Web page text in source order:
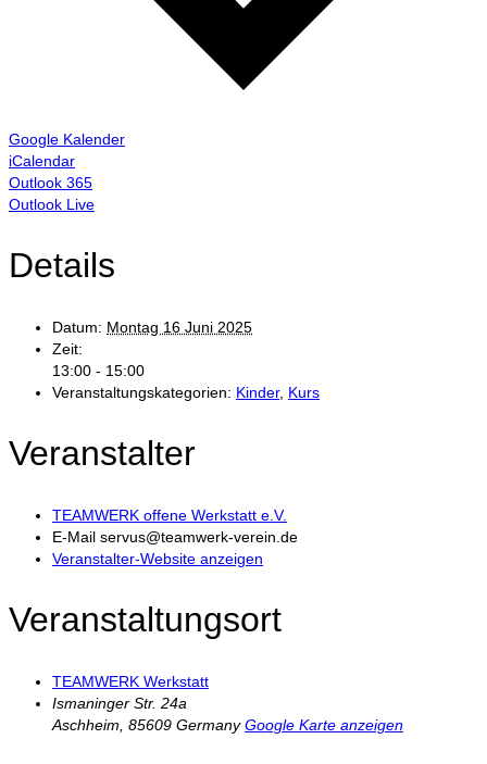
Google Kalender
iCalendar
Outlook 365
Outlook Live
Details
Datum: Montag 16 Juni 2025
Zeit:
13:00 - 15:00
Veranstaltungskategorien: Kinder, Kurs
Veranstalter
TEAMWERK offene Werkstatt e.V.
E-Mail servus@teamwerk-verein.de
Veranstalter-Website anzeigen
Veranstaltungsort
TEAMWERK Werkstatt
Ismaninger Str. 24a
Aschheim 85609 Germany Google Karte anzeigen